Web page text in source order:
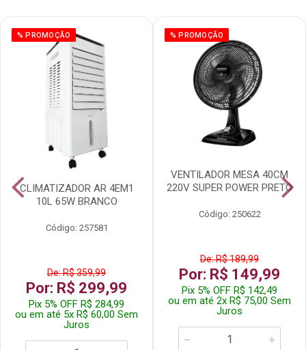
% PROMOÇÃO
CLIMATIZADOR AR 4EM1
10L 65W BRANCO
Código: 257581
De: R$ 359,99
Por: R$ 299,99
Pix 5% OFF R$ 284,99
ou em até 5x R$ 60,00 Sem
Juros
% PROMOÇÃO
VENTILADOR MESA 40CM
220V SUPER POWER PRETO
Código: 250622
De: R$ 189,99
Por: R$ 149,99
Pix 5% OFF R$ 142,49
ou em até 2x R$ 75,00 Sem
Juros